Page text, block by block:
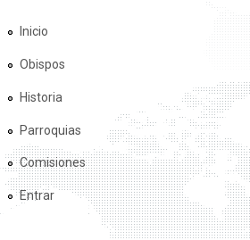
Inicio
Obispos
Historia
Parroquias
Comisiones
Entrar